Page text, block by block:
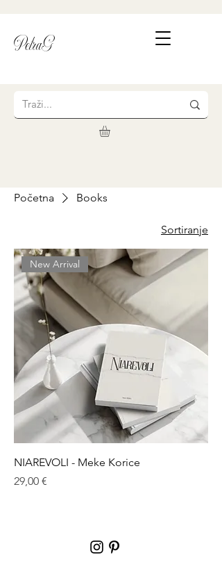
PetraG
Početna Books
Sortiranje
New Arrival
NIAREVOLI - Meke Korice
Cijena
29,00 €